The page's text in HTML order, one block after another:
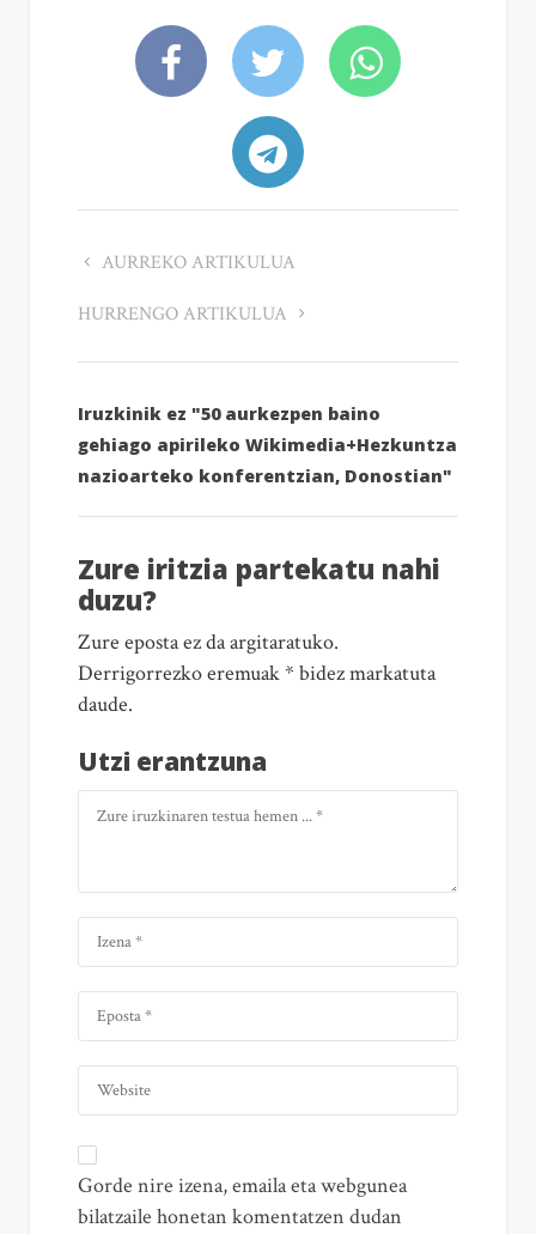
AURREKO ARTIKULUA
HURRENGO ARTIKULUA
Iruzkinik ez "50 aurkezpen baino
gehiago apirileko Wikimedia+Hezkuntza
nazioarteko konferentzian, Donostian"
Zure iritzia partekatu nahi
duzu?
Zure eposta ez da argitaratuko.
Derrigorrezko eremuak * bidez markatuta
daude.
Utzi erantzuna
Gorde nire izena, emaila eta webgunea
bilatzaile honetan komentatzen dudan